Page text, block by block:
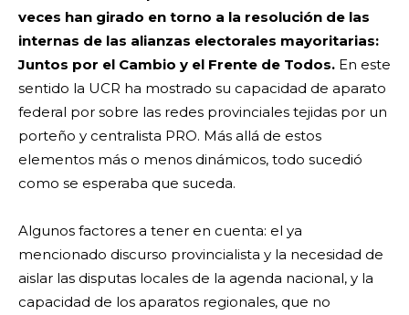
veces han girado en torno a la resolución de las
internas de las alianzas electorales mayoritarias:
Juntos por el Cambio y el Frente de Todos. En este
sentido la UCR ha mostrado su capacidad de aparato
federal por sobre las redes provinciales tejidas por un
porteño y centralista PRO. Más allá de estos
elementos más o menos dinámicos, todo sucedió
como se esperaba que suceda.
Algunos factores a tener en cuenta: el ya
mencionado discurso provincialista y la necesidad de
aislar las disputas locales de la agenda nacional, y la
capacidad de los aparatos regionales, que no